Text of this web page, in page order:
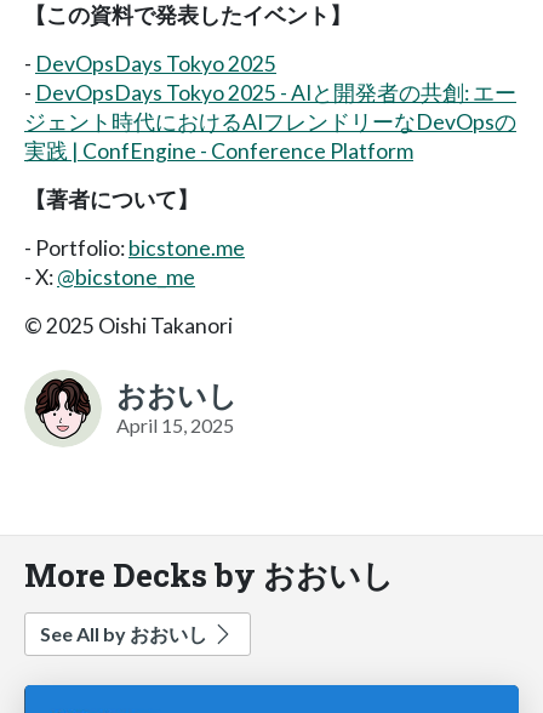
【この資料で発表したイベント】
- DevOpsDays Tokyo 2025
- DevOpsDays Tokyo 2025 - AIと開発者の共創: エー
ジェント時代におけるAIフレンドリーなDevOpsの
実践 | ConfEngine - Conference Platform
【著者について】
- Portfolio:bicstone.me
- X:@bicstone_me
© 2025 Oishi Takanori
おおいし
April 15, 2025
More Decks by おおいし
See All by おおいし